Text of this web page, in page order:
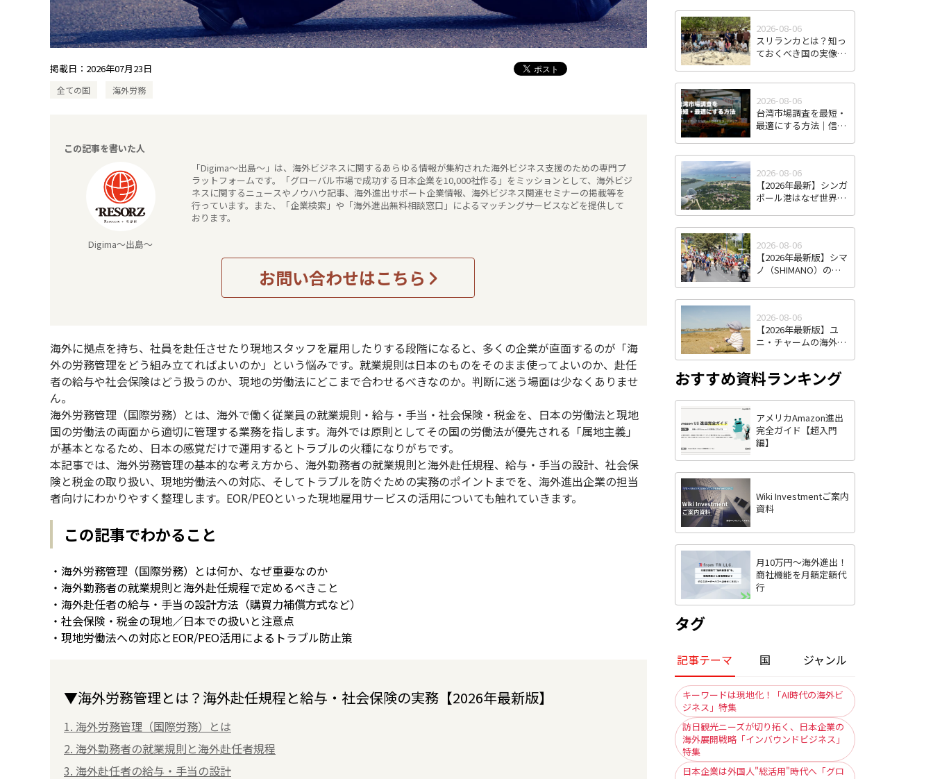
掲載日： 2026年07月23日
全ての国 海外労務
この記事を書いた人
Digima～出島～
「Digima～出島～」は、海外ビジネスに関するあらゆる情報が集約された海外ビジネス支援のための専門プ
ラットフォームです。「グローバル市場で成功する日本企業を10,000社作る」をミッションとして、海外ビジ
ネスに関するニュースやノウハウ記事、海外進出サポート企業情報、海外ビジネス関連セミナーの掲載等を
行っています。また、「企業検索」や「海外進出無料相談窓口」によるマッチングサービスなどを提供して
おります。
お問い合わせはこちら
海外に拠点を持ち、社員を赴任させたり現地スタッフを雇用したりする段階になると、多くの企業が直面するのが「海
外の労務管理をどう組み立てればよいのか」という悩みです。就業規則は日本のものをそのまま使ってよいのか、赴任
者の給与や社会保険はどう扱うのか、現地の労働法にどこまで合わせるべきなのか。判断に迷う場面は少なくありませ
ん。
海外労務管理（国際労務）とは、海外で働く従業員の就業規則・給与・手当・社会保険・税金を、日本の労働法と現地
国の労働法の両面から適切に管理する業務を指します。海外では原則としてその国の労働法が優先される「属地主義」
が基本となるため、日本の感覚だけで運用するとトラブルの火種になりがちです。
本記事では、海外労務管理の基本的な考え方から、海外勤務者の就業規則と海外赴任規程、給与・手当の設計、社会保
険と税金の取り扱い、現地労働法への対応、そしてトラブルを防ぐための実務のポイントまでを、海外進出企業の担当
者向けにわかりやすく整理します。EOR/PEOといった現地雇用サービスの活用についても触れていきます。
この記事でわかること
・海外労務管理（国際労務）とは何か、なぜ重要なのか
・海外勤務者の就業規則と海外赴任規程で定めるべきこと
・海外赴任者の給与・手当の設計方法（購買力補償方式など）
・社会保険・税金の現地／日本での扱いと注意点
・現地労働法への対応とEOR/PEO活用によるトラブル防止策
▼海外労務管理とは？海外赴任規程と給与・社会保険の実務【2026年最新版】
1. 海外労務管理（国際労務）とは
2. 海外勤務者の就業規則と海外赴任者規程
3. 海外赴任者の給与・手当の設計
2026-08-06
スリランカとは？知っ
ておくべき国の実像
2026-08-06
台湾市場調査を最短・
最適にする方法｜信頼
2026-08-06
【2026年最新】シンガ
ポール港はなぜ世界最
南アジア物流拠点の実
力
2026-08-06
【2026年最新版】シマ
ノ（SHIMANO）の海
るのか
2026-08-06
【2026年最新版】ユ
ニ・チャームの海外進
つの強みを徹底解説
おすすめ資料ランキング
アメリカAmazon進出
完全ガイド【超入門
編】
Wiki Investmentご案内
資料
月10万円〜海外進出！
商社機能を月額定額代
行
タグ
記事テーマ 国 ジャンル
キーワードは現地化！「AI時代の海外ビ
ジネス」特集
訪日観光ニーズが切り拓く、日本企業の
海外展開戦略「インバウンドビジネス」
特集
日本企業は外国人"総活用"時代へ「グロ